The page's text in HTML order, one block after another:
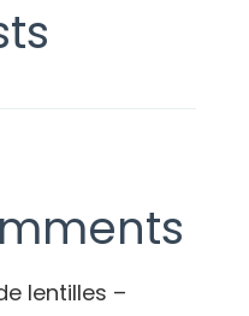
lentilles –